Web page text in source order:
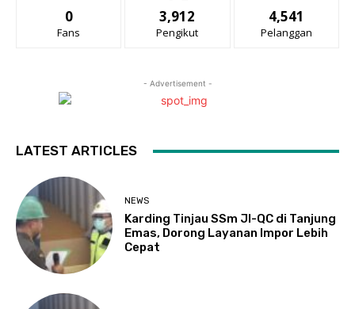
0
Fans
3,912
Pengikut
4,541
Pelanggan
- Advertisement -
LATEST ARTICLES
NEWS
Karding Tinjau SSm JI-QC di Tanjung
Emas, Dorong Layanan Impor Lebih
Cepat